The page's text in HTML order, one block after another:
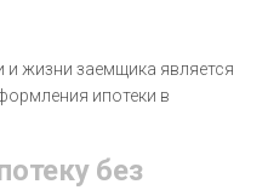
жизни заемщика является
ипотеки в
без